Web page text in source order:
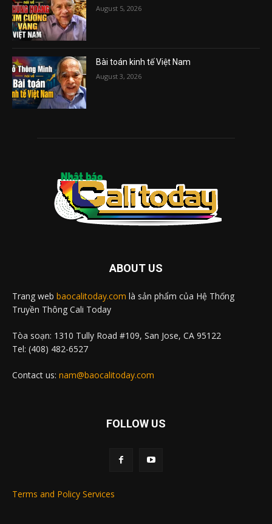
August 5, 2026
Bài toán kinh tế Việt Nam
August 3, 2026
ABOUT US
Trang web baocalitoday.com là sản phẩm của Hệ Thống
Truyền Thông Cali Today
Tòa soạn: 1310 Tully Road #109, San Jose, CA 95122
Tel: (408) 482-6527
Contact us: nam@baocalitoday.com
FOLLOW US
Terms and Policy Services